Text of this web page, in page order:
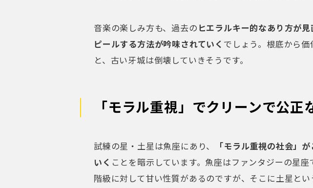
音楽の楽しみ方も、過去の ヒエラルキー的なあり方が
ピールする方法が吟味されていく でしょう。根底から
と、古い牙城は倒壊していきそうです。
「モラル重視」でクリーンで公正
試練の星・土星は魚座にあり、
「モラル重視の社会」
いく ことを暗示しています。魚座はファンタジーの星
階級に対して甘い性質があるのですが、そこに土星と